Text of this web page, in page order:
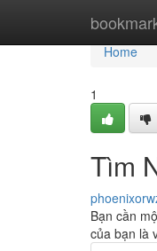
Home
Home
1
Tìm
Bạn cần
của bạn là